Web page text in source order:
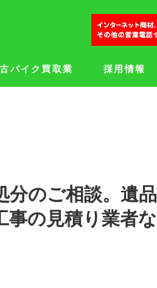
バイク買取業 採用情報
分のご相談。遺品
事の見積り業者な